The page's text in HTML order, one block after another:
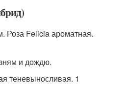
Роза Felicia ароматная.
и дождю.